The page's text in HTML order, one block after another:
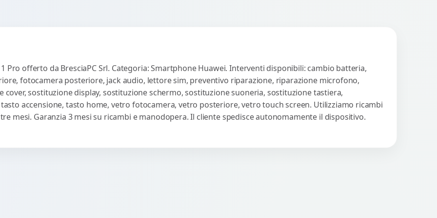
Pro offerto da BresciaPC Srl. Categoria: Smartphone Huawei. Interventi disponibili: cambio batteria,
fotocamera posteriore, jack audio, lettore sim, preventivo riparazione, riparazione microfono,
sostituzione display, sostituzione schermo, sostituzione suoneria, sostituzione tastiera,
accensione, tasto home, vetro fotocamera, vetro posteriore, vetro touch screen. Utilizziamo ricambi
mesi. Garanzia 3 mesi su ricambi e manodopera. Il cliente spedisce autonomamente il dispositivo.